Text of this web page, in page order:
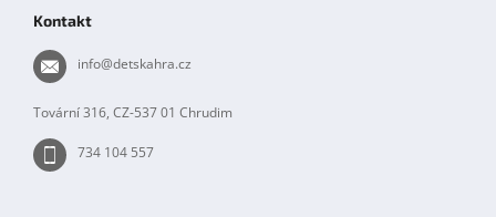
Kontakt
info@detskahra.cz
Tovární 316, CZ-537 01 Chrudim
734 104 557